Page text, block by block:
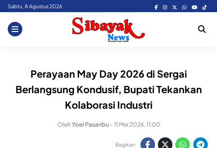
Skip
content
Sabtu, 8 Agustus 2026
Perayaan May Day 2026 di Sergai
Berlangsung Kondusif, Bupati Tekankan
Kolaborasi Industri
Oleh Yoel Pasaribu - 11 Mei 2026, 11:00
Bagikan: